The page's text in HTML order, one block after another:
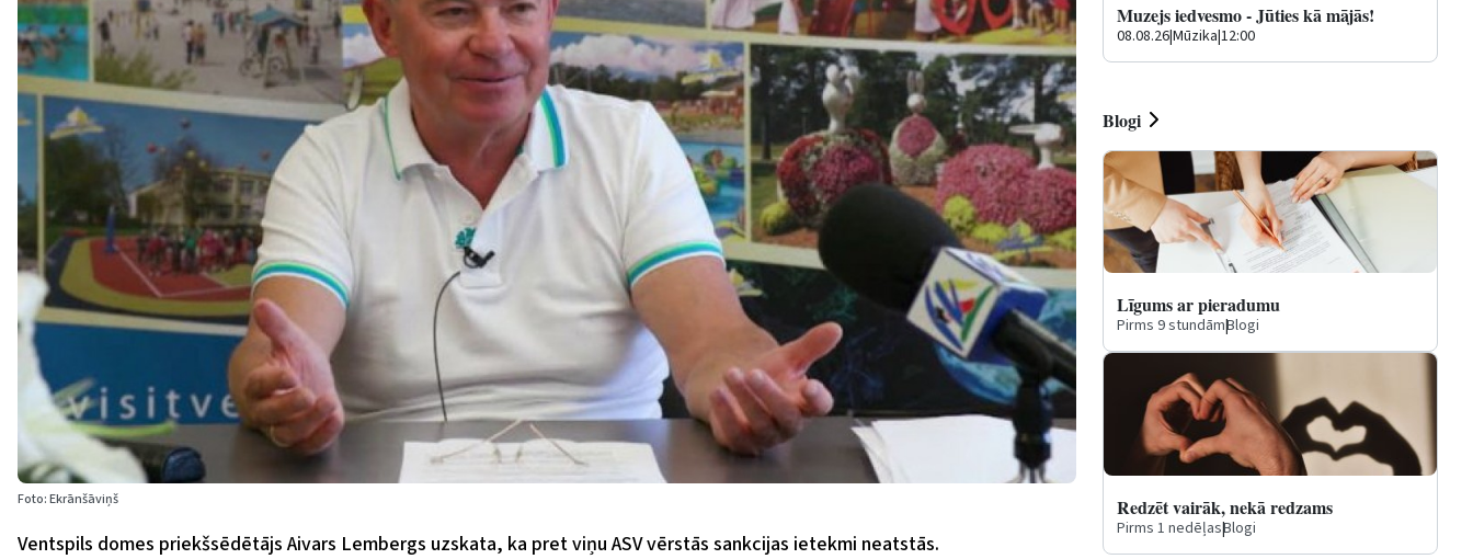
Foto: Ekrānšāviņš
Ventspils domes priekšsēdētājs Aivars Lembergs uzskata, ka pret viņu ASV vērstās sankcijas ietekmi neatstās.
Muzejs iedvesmo - Jūties kā mājās!
08.08.26|Mūzika|12:00
Blogi
Līgums ar pieradumu
Pirms 9 stundām|Blogi
Redzēt vairāk, nekā redzams
Pirms 1 nedēļas|Blogi